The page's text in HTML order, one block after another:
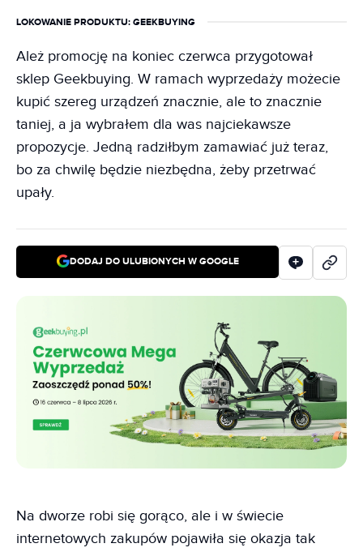
LOKOWANIE PRODUKTU: GEEKBUYING
Ależ promocję na koniec czerwca przygotował
sklep Geekbuying. W ramach wyprzedaży możecie
kupić szereg urządzeń znacznie, ale to znacznie
taniej, a ja wybrałem dla was najciekawsze
propozycje. Jedną radziłbym zamawiać już teraz,
bo za chwilę będzie niezbędna, żeby przetrwać
upały.
DODAJ DO ULUBIONYCH W GOOGLE
Na dworze robi się gorąco, ale i w świecie
internetowych zakupów pojawiła się okazja tak